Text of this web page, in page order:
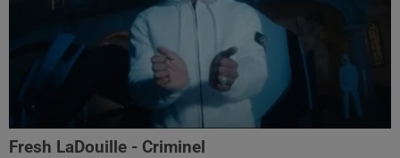
Fresh LaDouille - Criminel